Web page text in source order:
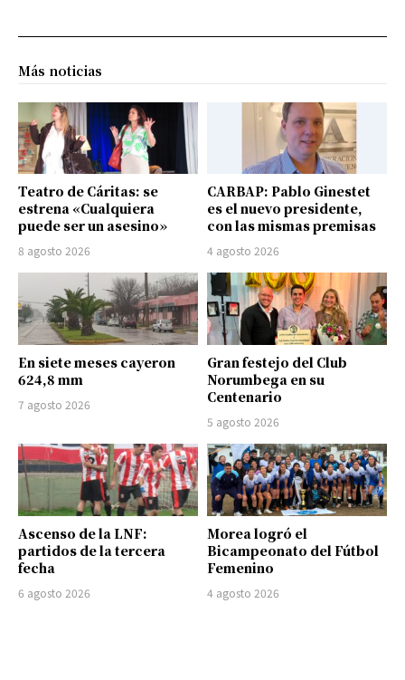
Más noticias
Teatro de Cáritas: se
estrena «Cualquiera
puede ser un asesino»
8 agosto 2026
CARBAP: Pablo Ginestet
es el nuevo presidente,
con las mismas premisas
4 agosto 2026
En siete meses cayeron
624,8 mm
7 agosto 2026
Gran festejo del Club
Norumbega en su
Centenario
5 agosto 2026
Ascenso de la LNF:
partidos de la tercera
fecha
6 agosto 2026
Morea logró el
Bicampeonato del Fútbol
Femenino
4 agosto 2026